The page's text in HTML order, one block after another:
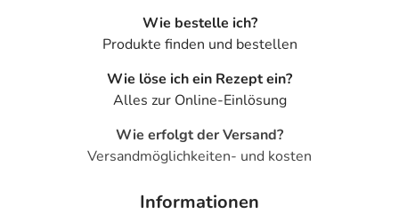
Wie bestelle ich?
Produkte finden und bestellen
Wie löse ich ein Rezept ein?
Alles zur Online-Einlösung
Wie erfolgt der Versand?
Versandmöglichkeiten- und kosten
Informationen